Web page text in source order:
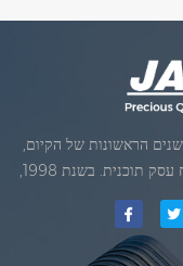
יולי 1986. 1986. במהלךהשנים הראשונות של הקיום,
החברה שלנו מתקדמת חדשנות טכנולוגית ופיתוח עסק תוכנית. בשנת 1998,
של המוצרים שלנו